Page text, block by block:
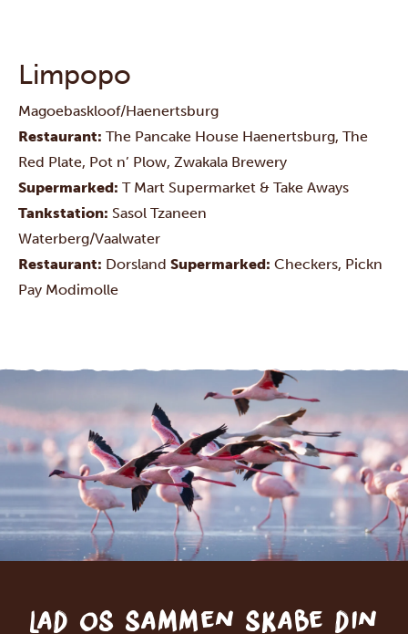
Limpopo
Magoebaskloof/Haenertsburg
Restaurant: The Pancake House Haenertsburg, The
Red Plate, Pot n’ Plow, Zwakala Brewery
Supermarked: T Mart Supermarket & Take Aways
Tankstation: Sasol Tzaneen
Waterberg/Vaalwater
Restaurant: Dorsland Supermarked: Checkers, Pickn
Pay Modimolle
Lad os sammen skabe din